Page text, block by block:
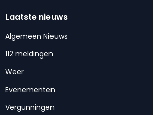
Laatste nieuws
Algemeen Nieuws
112 meldingen
Weer
Evenementen
Vergunningen